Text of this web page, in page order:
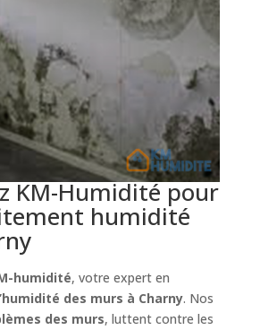
KM-Humidité pour
humidité
humidité, votre expert en
des murs à Charny. Nos
des murs, luttent contre les